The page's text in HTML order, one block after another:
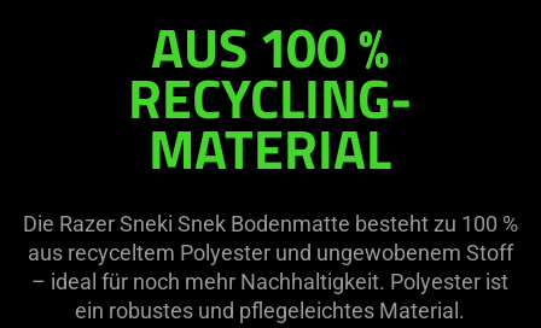
AUS 100 %
RECYCLING-
MATERIAL
Die Razer Sneki Snek Bodenmatte besteht zu 100 %
aus recyceltem Polyester und ungewobenem Stoff
– ideal für noch mehr Nachhaltigkeit. Polyester ist
ein robustes und pflegeleichtes Material.